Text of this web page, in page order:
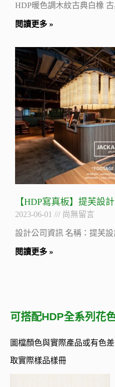
HDP暖色調木紋古典白橡
閱讀更多 »
【HDP寫真板】提芙設計
2023-06-01 尚無留言
設計公司資訊 名稱：提芙設
閱讀更多 »
可搭配HDP全系列花
圖檔顏色與實際產品或有色
取實際樣品樣冊